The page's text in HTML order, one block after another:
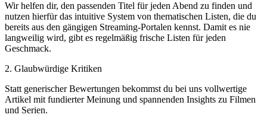
Wir helfen dir, den passenden Titel für jeden Abend zu finden und
nutzen hierfür das intuitive System von thematischen Listen, die du
bereits aus den gängigen Streaming-Portalen kennst. Damit es nie
langweilig wird, gibt es regelmäßig frische Listen für jeden
Geschmack.
2. Glaubwürdige Kritiken
Statt generischer Bewertungen bekommst du bei uns vollwertige
Artikel mit fundierter Meinung und spannenden Insights zu Filmen
und Serien.